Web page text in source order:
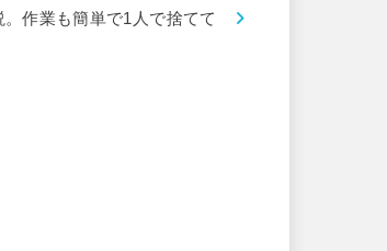
作業も簡単で1人で捨てて